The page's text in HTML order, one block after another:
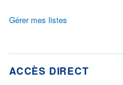
Gérer mes listes
ACCÈS DIRECT